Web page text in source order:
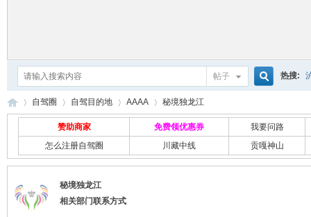
帖子
索
热搜:
自 ›
自驾圈
›
自驾目的地
›
AAAA
›
秘境独龙江
赞助商家 免费领优惠券
我要问路
怎么注册自驾圈
川藏中线 贡嘎神山
秘境独龙江
相关部门联系方式